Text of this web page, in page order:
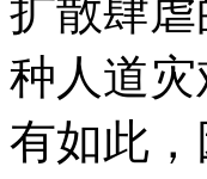
扩散肆
种人道
有如此